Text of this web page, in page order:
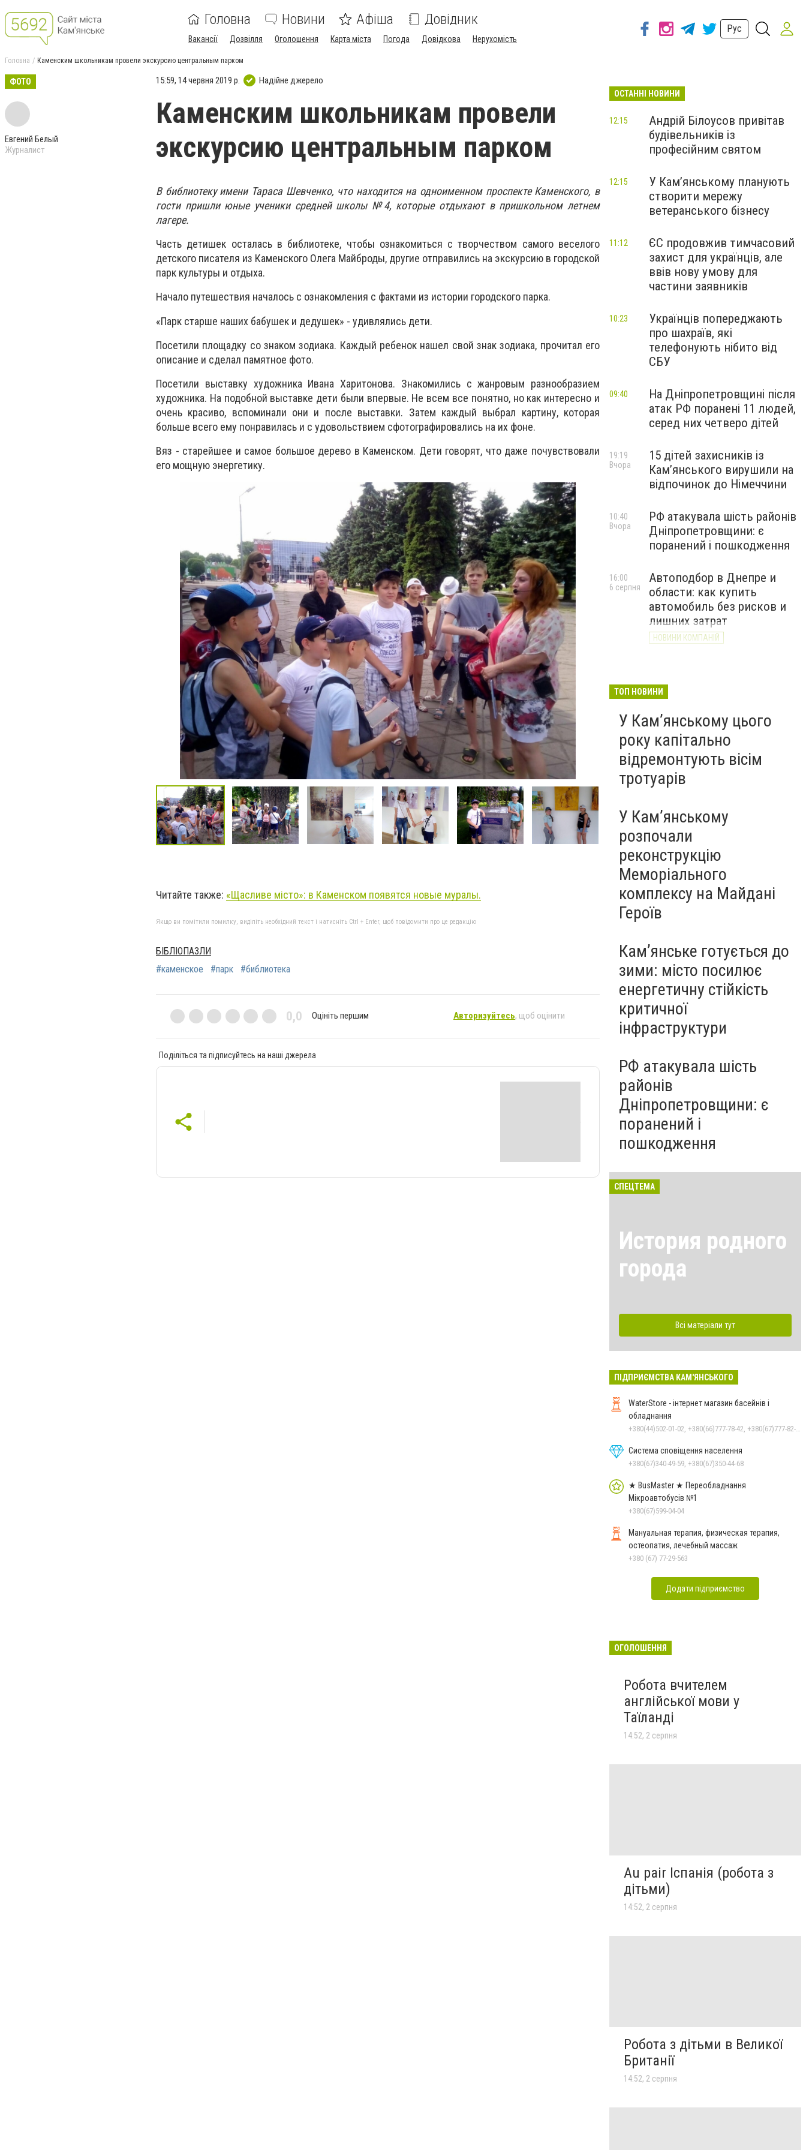
Головна Новини Афіша Довідник
Вакансії Дозвілля Оголошення Карта міста Погода Довідкова Нерухомість
Рус
Головна Каменским школьникам провели экскурсию центральным парком
ФОТО
Евгений Белый
Журналист
15:59, 14 червня 2019 р. Надійне джерело
Каменским школьникам провели
экскурсию центральным парком
В библиотеку имени Тараса Шевченко, что находится на одноименном проспекте Каменского, в
гости пришли юные ученики средней школы №4, которые отдыхают в пришкольном летнем
лагере.
Часть детишек осталась в библиотеке, чтобы ознакомиться с творчеством самого веселого
детского писателя из Каменского Олега Майброды, другие отправились на экскурсию в городской
парк культуры и отдыха.
Начало путешествия началось с ознакомления с фактами из истории городского парка.
«Парк старше наших бабушек и дедушек» - удивлялись дети.
Посетили площадку со знаком зодиака. Каждый ребенок нашел свой знак зодиака, прочитал его
описание и сделал памятное фото.
Посетили выставку художника Ивана Харитонова. Знакомились с жанровым разнообразием
художника. На подобной выставке дети были впервые. Не всем все понятно, но как интересно и
очень красиво, вспоминали они и после выставки. Затем каждый выбрал картину, которая
больше всего ему понравилась и с удовольствием сфотографировались на их фоне.
Вяз - старейшее и самое большое дерево в Каменском. Дети говорят, что даже почувствовали
его мощную энергетику.
Читайте также: «Щасливе місто»: в Каменском появятся новые муралы.
Якщо ви помітили помилку, виділіть необхідний текст і натисніть Ctrl + Enter, щоб повідомити про це редакцію
БІБЛІОПАЗЛИ
#каменское
#парк #библиотека
0,0 Оцініть першим Авторизуйтесь, щоб оцінити
Поділіться та підписуйтесь на наші джерела
ОСТАННІ НОВИНИ
Андрій Білоусов привітав
будівельників із
професійним святом
12:15
У Кам’янському планують
створити мережу
ветеранського бізнесу
12:15
ЄС продовжив тимчасовий
захист для українців, але
ввів нову умову для
частини заявників
11:12
Українців попереджають
про шахраїв, які
телефонують нібито від
СБУ
10:23
На Дніпропетровщині після
атак РФ поранені 11 людей,
серед них четверо дітей
09:40
15 дітей захисників із
Кам’янського вирушили на
відпочинок до Німеччини
19:19
Вчора
РФ атакувала шість районів
Дніпропетровщини: є
поранений і пошкодження
10:40
Вчора
Автоподбор в Днепре и
области: как купить
автомобиль без рисков и
лишних затрат
НОВИНИ КОМПАНІЙ
16:00
6 серпня
ТОП НОВИНИ
У Кам’янському цього
року капітально
відремонтують вісім
тротуарів
У Кам’янському
розпочали
реконструкцію
Меморіального
комплексу на Майдані
Героїв
Кам’янське готується до
зими: місто посилює
енергетичну стійкість
критичної
інфраструктури
РФ атакувала шість
районів
Дніпропетровщини: є
поранений і
пошкодження
СПЕЦТЕМА
История родного
города
Всі матеріали тут
ПІДПРИЄМСТВА КАМ'ЯНСЬКОГО
WaterStore - інтернет магазин басейнів і
обладнання
Система сповіщення населення
+380(67)340-49-59, +380(67)350-44-68
★ BusMaster ★ Переобладнання
Мікроавтобусів №1
+380(67)599-04-04
Мануальная терапия, физическая терапия,
остеопатия, лечебный массаж
+380 (67) 77-29-563
Додати підприємство
ОГОЛОШЕННЯ
Робота вчителем
англійської мови у
Таїланді
14:52, 2 серпня
Au pair Іспанія (робота з
дітьми)
14:52, 2 серпня
Робота з дітьми в Великої
Британії
14:52, 2 серпня